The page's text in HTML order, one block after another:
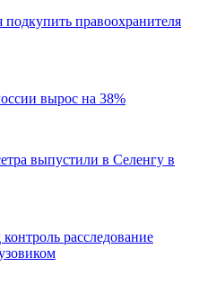
правоохранителя
вырос на 38%
выпустили в Селенгу в
расследование